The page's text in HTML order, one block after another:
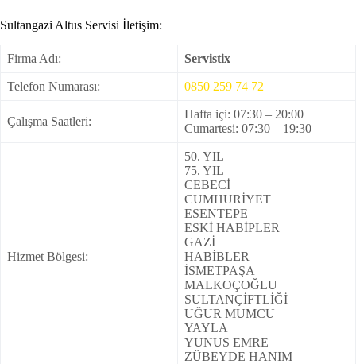
Sultangazi Altus Servisi İletişim:
Firma Adı: Servistix
Telefon Numarası: 0850 259 74 72
Çalışma Saatleri:
Hafta içi: 07:30 – 20:00
Cumartesi: 07:30 – 19:30
Hizmet Bölgesi:
50. YIL
75. YIL
CEBECİ
CUMHURİYET
ESENTEPE
ESKİ HABİPLER
GAZİ
HABİBLER
İSMETPAŞA
MALKOÇOĞLU
SULTANÇİFTLİĞİ
UĞUR MUMCU
YAYLA
YUNUS EMRE
ZÜBEYDE HANIM